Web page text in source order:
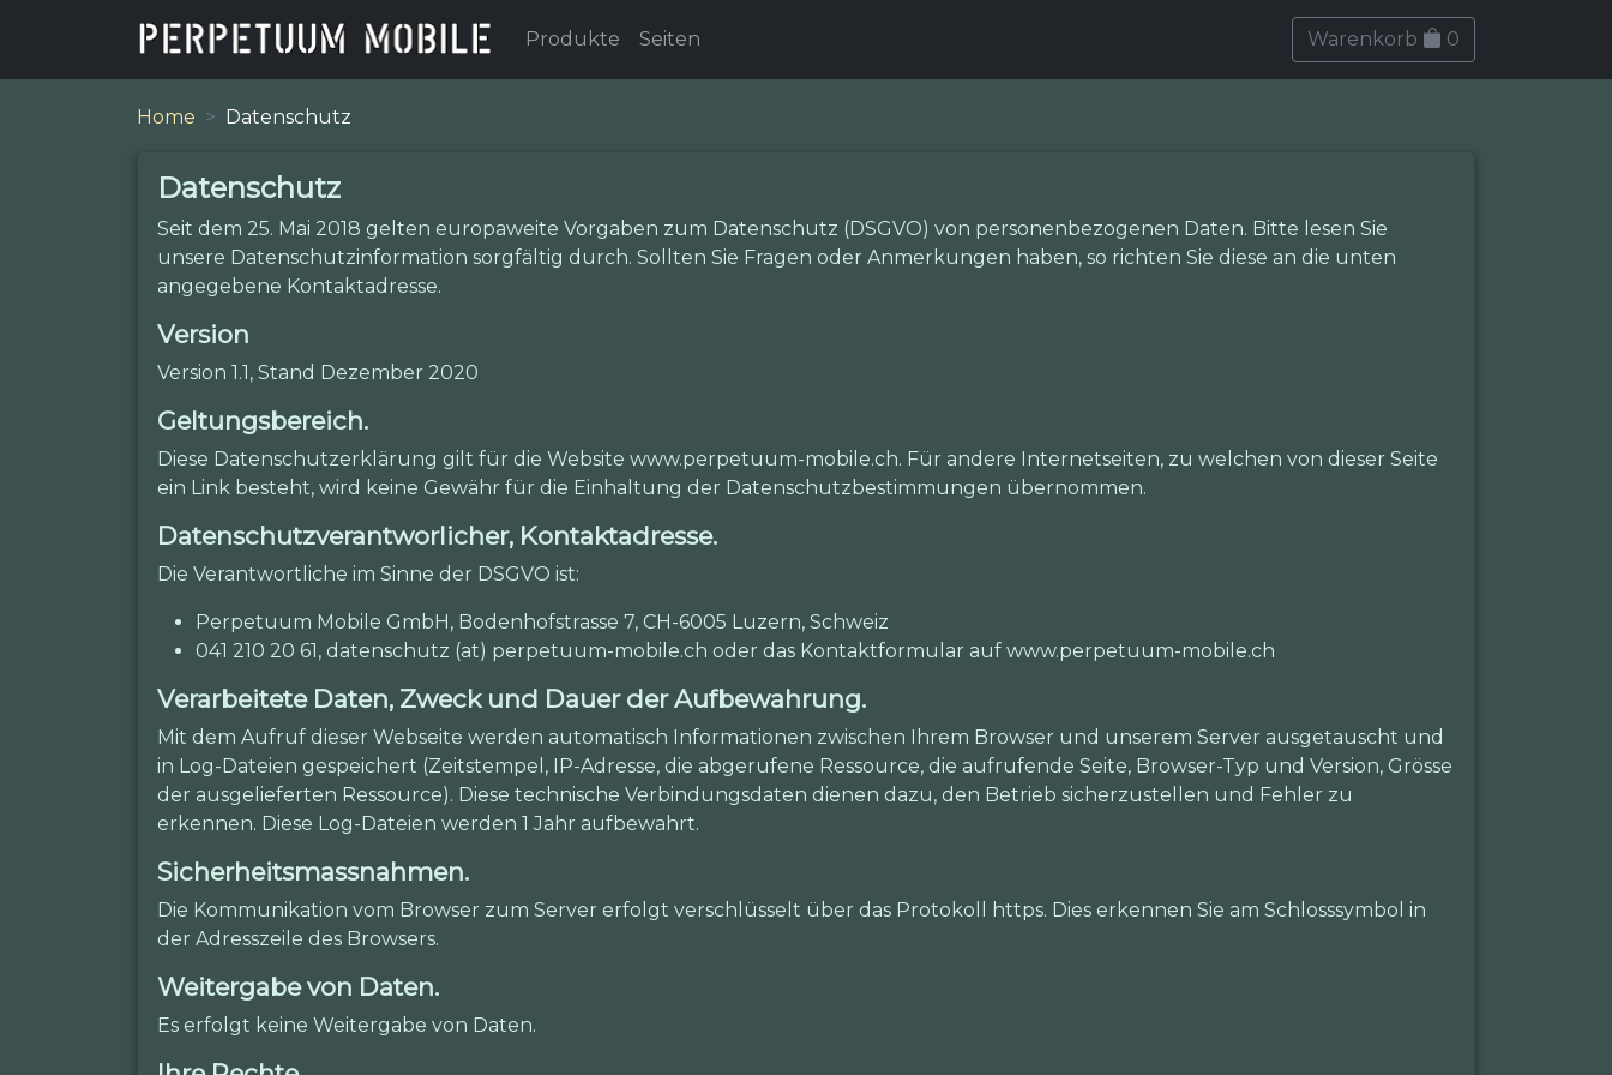
Produkte Seiten Warenkorb 0
Home Datenschutz
Datenschutz
Seit dem 25. Mai 2018 gelten europaweite Vorgaben zum Datenschutz (DSGVO) von personenbezogenen Daten. Bitte lesen Sie
unsere Datenschutzinformation sorgfältig durch. Sollten Sie Fragen oder Anmerkungen haben, so richten Sie diese an die unten
angegebene Kontaktadresse.
Version
Version 1.1, Stand Dezember 2020
Geltungsbereich.
Diese Datenschutzerklärung gilt für die Website www.perpetuum-mobile.ch. Für andere Internetseiten, zu welchen von dieser Seite
ein Link besteht, wird keine Gewähr für die Einhaltung der Datenschutzbestimmungen übernommen.
Datenschutzverantworlicher, Kontaktadresse.
Die Verantwortliche im Sinne der DSGVO ist:
Perpetuum Mobile GmbH, Bodenhofstrasse 7, CH-6005 Luzern, Schweiz
041 210 20 61, datenschutz (at) perpetuum-mobile.ch oder das Kontaktformular auf www.perpetuum-mobile.ch
Verarbeitete Daten, Zweck und Dauer der Aufbewahrung.
Mit dem Aufruf dieser Webseite werden automatisch Informationen zwischen Ihrem Browser und unserem Server ausgetauscht und
in Log-Dateien gespeichert (Zeitstempel, IP-Adresse, die abgerufene Ressource, die aufrufende Seite, Browser-Typ und Version, Grösse
der ausgelieferten Ressource). Diese technische Verbindungsdaten dienen dazu, den Betrieb sicherzustellen und Fehler zu
erkennen. Diese Log-Dateien werden 1 Jahr aufbewahrt.
Sicherheitsmassnahmen.
Die Kommunikation vom Browser zum Server erfolgt verschlüsselt über das Protokoll https. Dies erkennen Sie am Schlosssymbol in
der Adresszeile des Browsers.
Weitergabe von Daten.
Es erfolgt keine Weitergabe von Daten.